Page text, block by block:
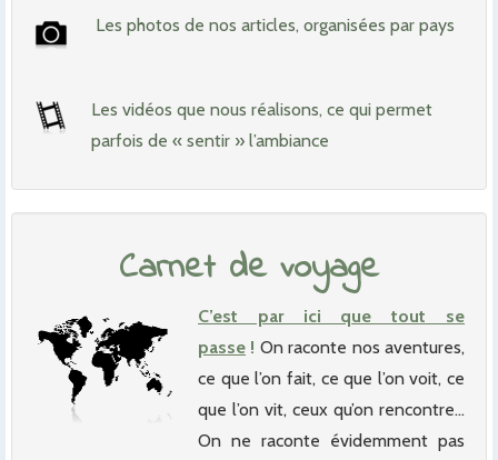
Les photos de nos articles, organisées par pays
Les vidéos que nous réalisons, ce qui permet
parfois de « sentir » l’ambiance
Carnet de voyage
C’est par ici que tout se
passe ! On raconte nos aventures,
ce que l’on fait, ce que l’on voit, ce
que l’on vit, ceux qu’on rencontre…
On ne raconte évidemment pas